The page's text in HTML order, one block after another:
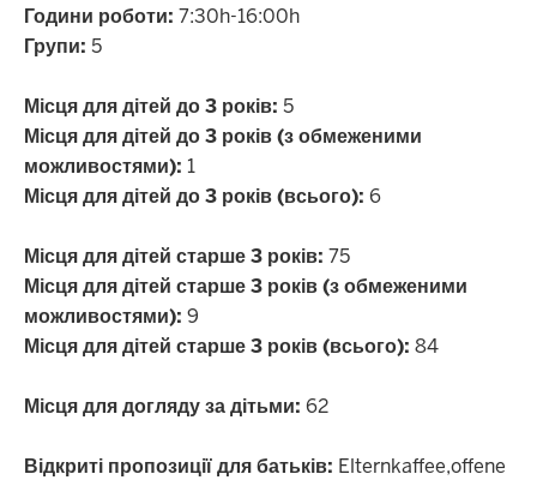
Години роботи: 7:30h-16:00h
Групи: 5
Місця для дітей до 3 років: 5
Місця для дітей до 3 років (з обмеженими
можливостями): 1
Місця для дітей до 3 років (всього): 6
Місця для дітей старше 3 років: 75
Місця для дітей старше 3 років (з обмеженими
можливостями): 9
Місця для дітей старше 3 років (всього): 84
Місця для догляду за дітьми: 62
Відкриті пропозиції для батьків: Elternkaffee,offene